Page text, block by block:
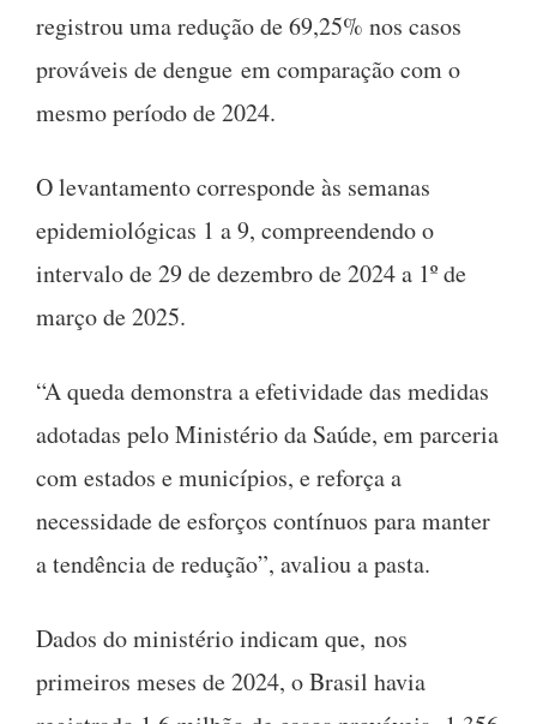
registrou uma redução de 69,25% nos casos
prováveis de dengue em comparação com o
mesmo período de 2024.
O levantamento corresponde às semanas
epidemiológicas 1 a 9, compreendendo o
intervalo de 29 de dezembro de 2024 a 1º de
março de 2025.
“A queda demonstra a efetividade das medidas
adotadas pelo Ministério da Saúde, em parceria
com estados e municípios, e reforça a
necessidade de esforços contínuos para manter
a tendência de redução”, avaliou a pasta.
Dados do ministério indicam que, nos
primeiros meses de 2024, o Brasil havia